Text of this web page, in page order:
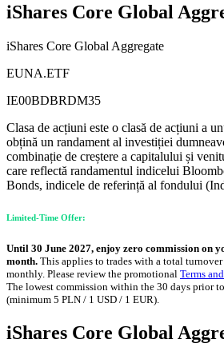
iShares Core Global
iShares Core Global Aggregate
EUNA.ETF
IE00BDBRDM35
Clasa de acțiuni este o clasă de acțiuni a
obțină un randament al investiției
combinație de creștere a capitalului și
care reflectă randamentul indicelui
Bonds, indicele de referință al fondului
Limited-Time Offer:
Until 30 June 2027, enjoy zero commission on
month. This applies to trades with a total
monthly. Please review the promotional Terms
The lowest commission within the 30 days prior
(minimum 5 PLN / 1 USD / 1 EUR).
iShares Core Global